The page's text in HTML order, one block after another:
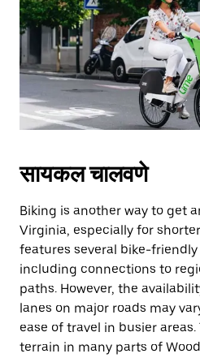
सायकल चालवणे
Biking is another way to get
Virginia, especially for
features several bike-
including connections to
paths. However, the
lanes on major roads may
ease of travel in busier
terrain in many parts of